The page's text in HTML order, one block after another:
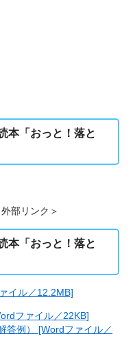
本「おっと！落と
外部リンク＞
本「おっと！落と
イル／12.2MB]
ファイル／22KB]
答例） [Wordファイル／